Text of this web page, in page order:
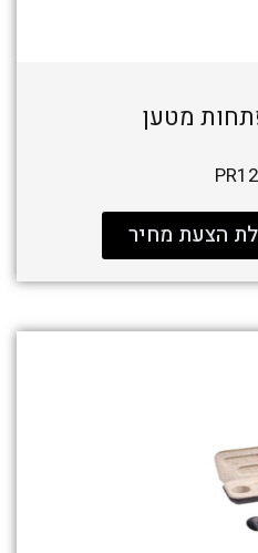
מטען
הצעת מחיר